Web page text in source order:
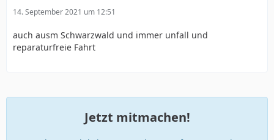
14. September 2021 um 12:51
auch ausm Schwarzwald und immer unfall und
reparaturfreie Fahrt
Jetzt mitmachen!